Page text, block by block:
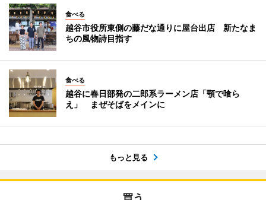
食べる
越谷市役所東側の藤だな通りに屋台出店 新たなま
ちの風物詩目指す
食べる
越谷に春日部発の二郎系ラーメン店「顎で喰ら
え」 まぜそばをメインに
もっと見る